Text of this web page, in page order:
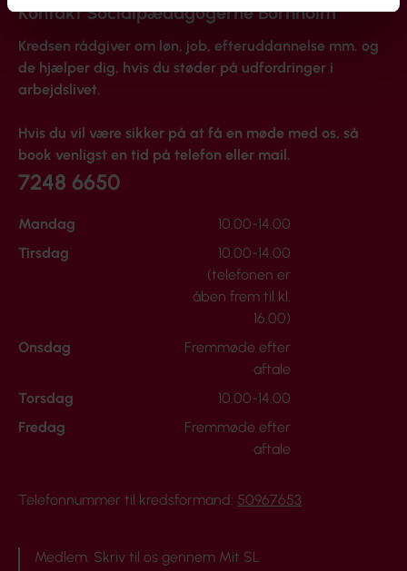
Kontakt Socialpædagogerne Bornholm
Kredsen rådgiver om løn, job, efteruddannelse mm. og
de hjælper dig, hvis du støder på udfordringer i
arbejdslivet.
Hvis du vil være sikker på at få en møde med os, så
book venligst en tid på telefon eller mail.
7248 6650
Mandag
10.00-14.00
Tirsdag
10.00-14.00
(telefonen er
åben frem til kl.
16.00)
Onsdag
Fremmøde efter
aftale
Torsdag
10.00-14.00
Fredag
Fremmøde efter
aftale
Telefonnummer til kredsformand: 50967653
Medlem: Skriv til os gennem Mit SL